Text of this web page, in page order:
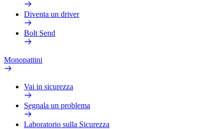
Diventa un driver
Bolt Send
Monopattini
Vai in sicurezza
Segnala un problema
Laboratorio sulla Sicurezza